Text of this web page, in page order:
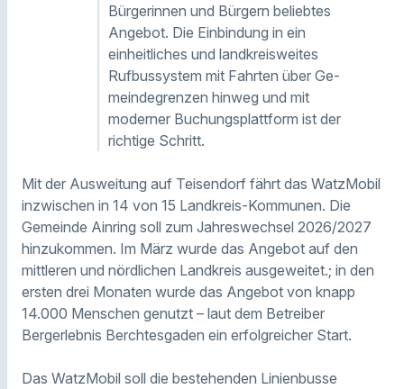
Bürgerinnen und Bürgern beliebtes
Angebot. Die Einbindung in ein
einheitliches und landkreisweites
Rufbussystem mit Fahrten über Ge-
meindegrenzen hinweg und mit
moderner Buchungsplattform ist der
richtige Schritt.
Mit der Ausweitung auf Teisendorf fährt das WatzMobil
inzwischen in 14 von 15 Landkreis-Kommunen. Die
Gemeinde Ainring soll zum Jahreswechsel 2026/2027
hinzukommen. Im März wurde das Angebot auf den
mittleren und nördlichen Landkreis ausgeweitet.; in den
ersten drei Monaten wurde das Angebot von knapp
14.000 Menschen genutzt – laut dem Betreiber
Bergerlebnis Berchtesgaden ein erfolgreicher Start.
Das WatzMobil soll die bestehenden Linienbusse